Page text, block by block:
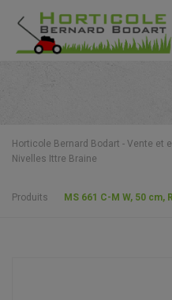
Horticole Bernard Bodart - Vente et
Nivelles Ittre Braine
Produits MS 661 C-M W, 50 cm,